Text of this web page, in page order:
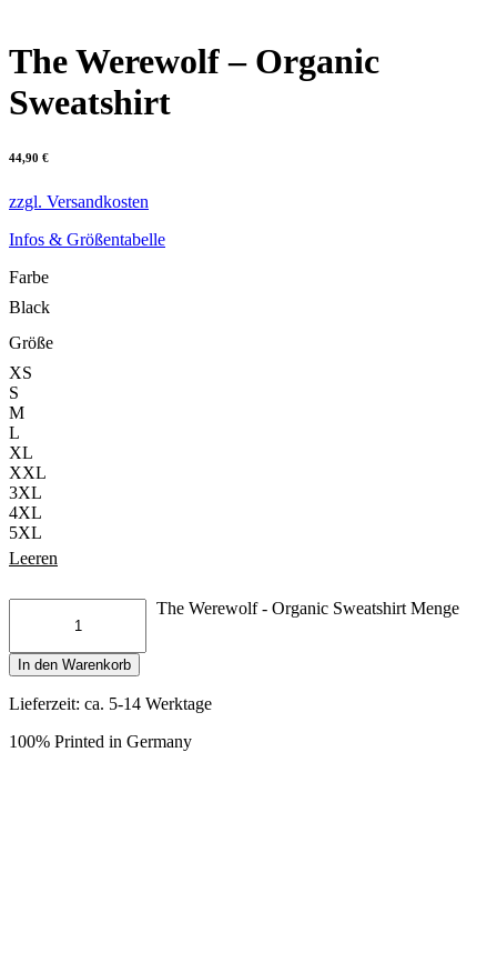
The Werewolf – Organic
Sweatshirt
44,90 €
zzgl. Versandkosten
Infos & Größentabelle
Farbe
Black
Größe
XS
S
M
L
XL
XXL
3XL
4XL
5XL
Leeren
The Werewolf - Organic Sweatshirt Menge
In den Warenkorb
Lieferzeit: ca. 5-14 Werktage
100% Printed in Germany